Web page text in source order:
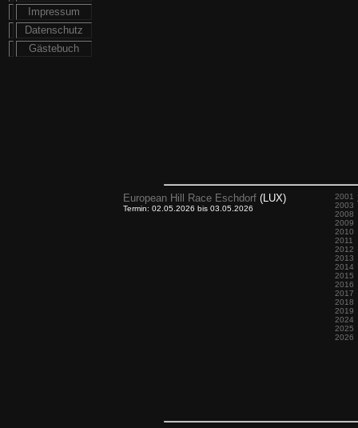
Impressum
Datenschutz
Gästebuch
European Hill Race Eschdorf (LUX)
Termin: 02.05.2026 bis 03.05.2026
2001
2003
2008
2009
2010
2011
2012
2013
2014
2015
2016
2017
2018
2019
2024
2025
2026